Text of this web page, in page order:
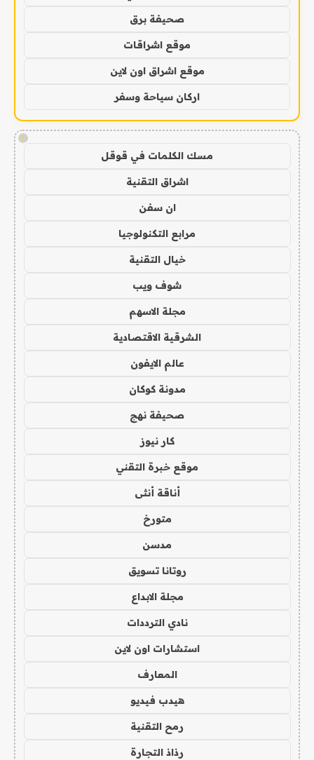
صحيفة برق
موقع اشراقات
موقع اشراق اون لاين
اركان سياحة وسفر
!
مسك الكلمات في قوقل
اشراق التقنية
ان سفن
مرابع التكنولوجيا
خيال التقنية
شوف ويب
مجلة الاسهم
الشرقية الاقتصادية
عالم الايفون
مدونة كوكان
صحيفة نهج
كار نيوز
موقع خبرة التقني
أناقة أنثى
متورخ
مدسن
روتانا تسويق
مجلة الابداع
نادي الترددات
استشارات اون لاين
المعارف
هيدب فيديو
رمح التقنية
رذاذ التجارة